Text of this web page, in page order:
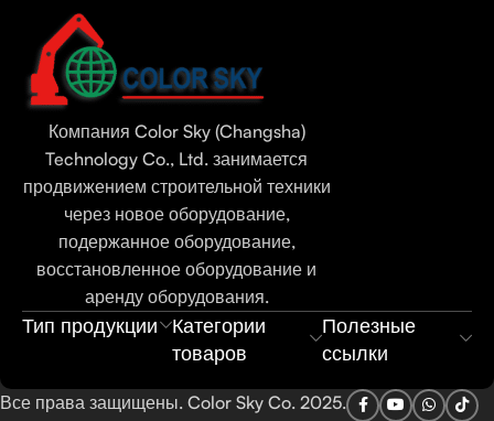
Компания Color Sky (Changsha)
Technology Co., Ltd. занимается
продвижением строительной техники
через новое оборудование,
подержанное оборудование,
восстановленное оборудование и
аренду оборудования.
Тип продукции
Категории
товаров
Полезные
ссылки
Все права защищены. Color Sky Co. 2025.
Arabic
Spanish
Indonesian
Vietnamese
Thai
Portuguese
Urdu
Tamil